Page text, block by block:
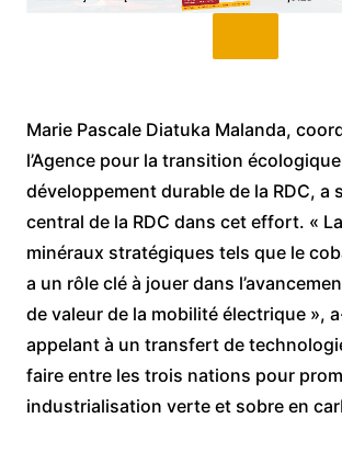
Marie Pascale Diatuka Malanda,
l’Agence pour la transition
développement durable de la RDC, a
central de la RDC dans cet effort. «
minéraux stratégiques tels que le
a un rôle clé à jouer dans
de valeur de la mobilité électrique »,
appelant à un transfert de
faire entre les trois nations pour
industrialisation verte et sobre en